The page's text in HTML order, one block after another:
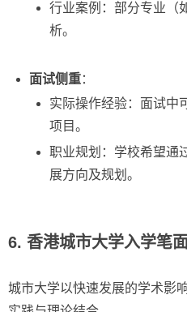
行业案例：部分专业（
析。
面试侧重：
实际操作经验：面试中
项目。
职业规划：学校希望通
展方向及规划。
6. 香港城市大学入学笔
城市大学以快速发展的学术影